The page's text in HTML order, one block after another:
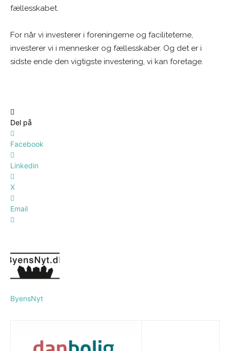
fællesskabet.
For når vi investerer i foreningerne og faciliteterne,
investerer vi i mennesker og fællesskaber. Og det er i
sidste ende den vigtigste investering, vi kan foretage.
Del på
Facebook
Linkedin
X
Email
ByensNyt